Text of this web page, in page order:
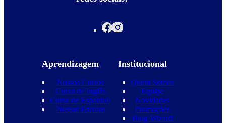
Aprendizagem
Nossos Cursos
Curso de Inglês
Curso de Espanhol
Nossas Escolas
Institucional
Quem Somos
Equipe
Novidades
Promoções
Blog Wizard